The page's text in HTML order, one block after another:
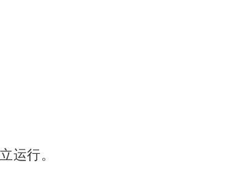
运行。